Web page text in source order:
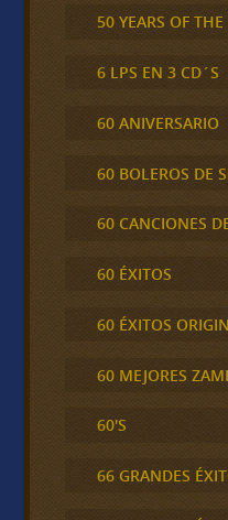
50 YEARS OF
6 LPS EN 3 CD´S
60 ANIVERSARIO
60 BOLEROS DE
60 CANCIONES
60 ÉXITOS
60 ÉXITOS
60 MEJORES
60'S
66 GRANDES